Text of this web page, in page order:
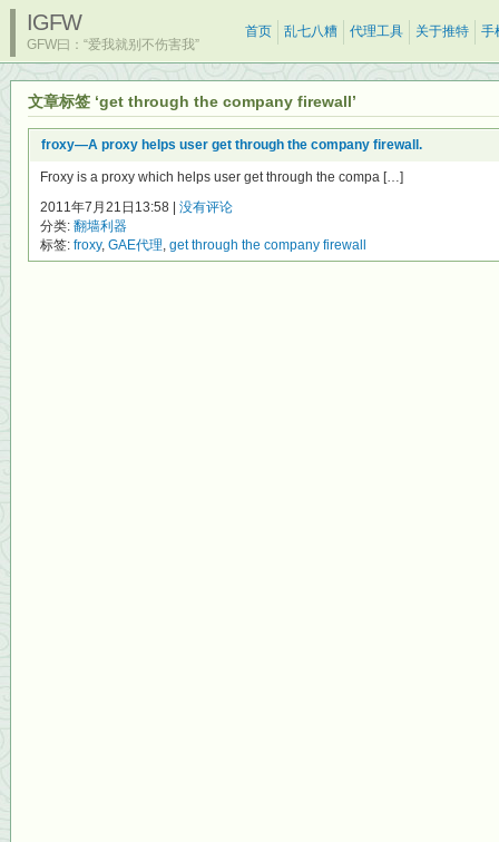
IGFW
GFW曰：“爱我就别不伤害我”
首页 乱七八糟 代理工具 关于推特 手
文章标签 ‘get through the company firewall’
froxy—A proxy helps user get through the company firewall.
Froxy is a proxy which helps user get through the compa […]
2011年7月21日13:58 | 没有评论
分类: 翻墙利器
标签: froxy, GAE代理, get through the company firewall